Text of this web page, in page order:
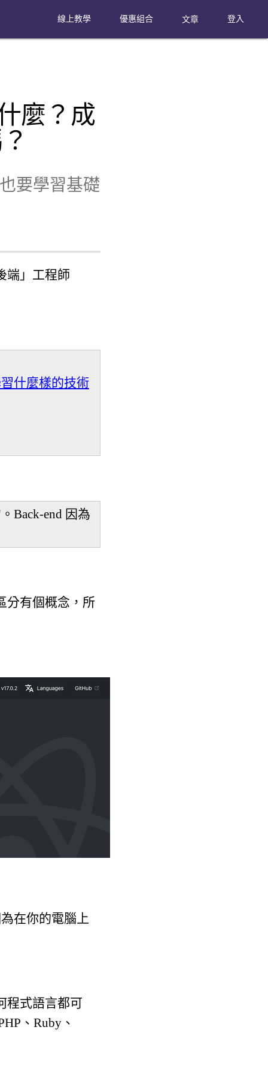
線上教學 優惠組合 文章 登入
麼？成
要學習基礎
端」工程師
什麼樣的技術
Back-end 因為
分有個概念，所
在你的電腦上
程式語言都可
、Ruby、